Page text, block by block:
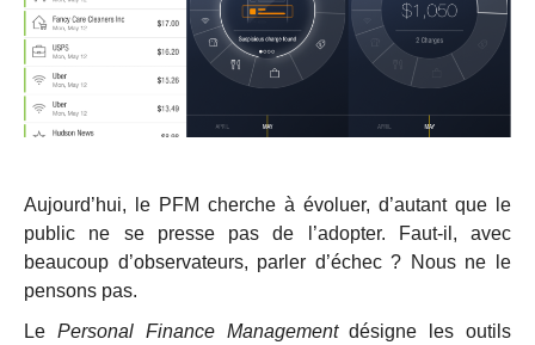
Aujourd’hui, le PFM cherche à évoluer, d’autant que le
public ne se presse pas de l’adopter. Faut-il, avec
beaucoup d’observateurs, parler d’échec ? Nous ne le
pensons pas.
Le Personal Finance Managementdésigne les outils